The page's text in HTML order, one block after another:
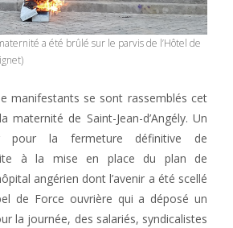
a été brûlé sur le parvis de l’Hôtel de
manifestants se sont rassemblés cet
maternité de Saint-Jean-d’Angély. Un
pour la fermeture définitive de
à la mise en place du plan de
angérien dont l’avenir a été scellé
de Force ouvrière qui a déposé un
la journée, des salariés, syndicalistes